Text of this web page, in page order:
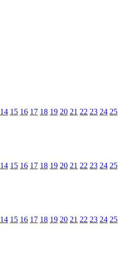
14 15 16 17 18 19 20 21 22 23 24 25
14 15 16 17 18 19 20 21 22 23 24 25
14 15 16 17 18 19 20 21 22 23 24 25